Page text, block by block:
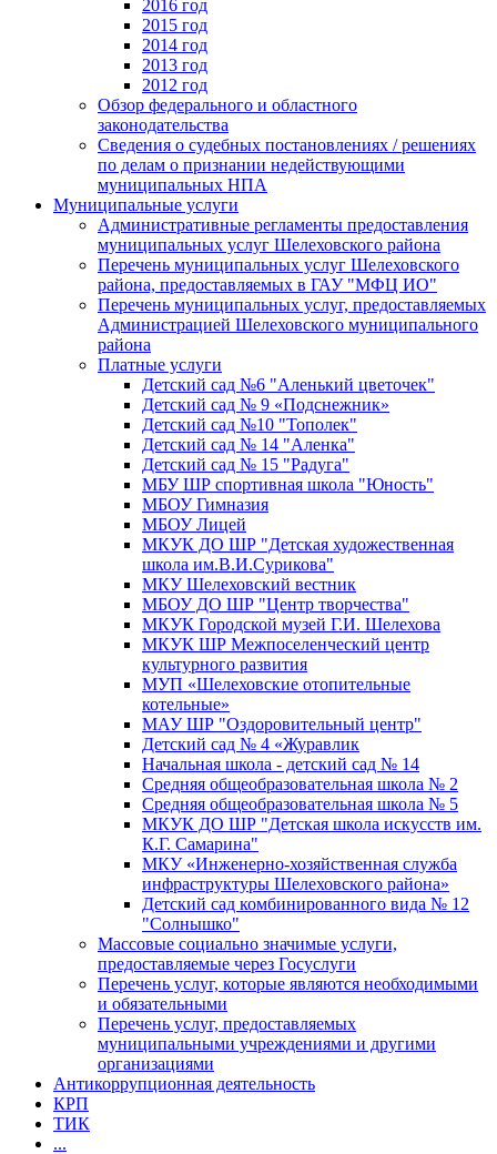
2016 год
2015 год
2014 год
2013 год
2012 год
Обзор федерального и областного
законодательства
Сведения о судебных постановлениях / решениях
по делам о признании недействующими
муниципальных НПА
Муниципальные услуги
Административные регламенты предоставления
муниципальных услуг Шелеховского района
Перечень муниципальных услуг Шелеховского
района, предоставляемых в ГАУ "МФЦ ИО"
Перечень муниципальных услуг, предоставляемых
Администрацией Шелеховского муниципального
района
Платные услуги
Детский сад №6 "Аленький цветочек"
Детский сад № 9 «Подснежник»
Детский сад №10 "Тополек"
Детский сад № 14 "Аленка"
Детский сад № 15 "Радуга"
МБУ ШР спортивная школа "Юность"
МБОУ Гимназия
МБОУ Лицей
МКУК ДО ШР "Детская художественная
школа им.В.И.Сурикова"
МКУ Шелеховский вестник
МБОУ ДО ШР "Центр творчества"
МКУК Городской музей Г.И. Шелехова
МКУК ШР Межпоселенческий центр
культурного развития
МУП «Шелеховские отопительные
котельные»
МАУ ШР "Оздоровительный центр"
Детский сад № 4 «Журавлик
Начальная школа - детский сад № 14
Средняя общеобразовательная школа № 2
Средняя общеобразовательная школа № 5
МКУК ДО ШР "Детская школа искусств им.
К.Г. Самарина"
МКУ «Инженерно-хозяйственная служба
инфраструктуры Шелеховского района»
Детский сад комбинированного вида № 12
"Солнышко"
Массовые социально значимые услуги,
предоставляемые через Госуслуги
Перечень услуг, которые являются необходимыми
и обязательными
Перечень услуг, предоставляемых
муниципальными учреждениями и другими
организациями
Антикоррупционная деятельность
КРП
ТИК
...